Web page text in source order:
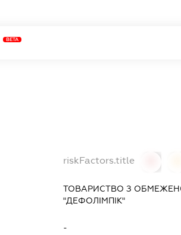
BETA
riskFactors.title
ТОВАРИСТВО З
"ДЕФОЛІМПІК"
-